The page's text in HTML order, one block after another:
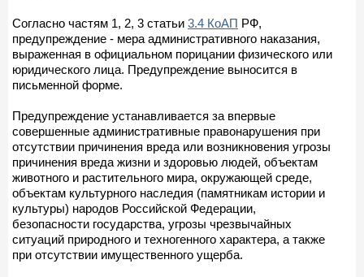
Согласно частям 1, 2, 3 статьи 3.4 КоАП РФ,
предупреждение - мера административного наказания,
выраженная в официальном порицании физического или
юридического лица. Предупреждение выносится в
письменной форме.
Предупреждение устанавливается за впервые
совершенные административные правонарушения при
отсутствии причинения вреда или возникновения угрозы
причинения вреда жизни и здоровью людей, объектам
животного и растительного мира, окружающей среде,
объектам культурного наследия (памятникам истории и
культуры) народов Российской Федерации,
безопасности государства, угрозы чрезвычайных
ситуаций природного и техногенного характера, а также
при отсутствии имущественного ущерба.